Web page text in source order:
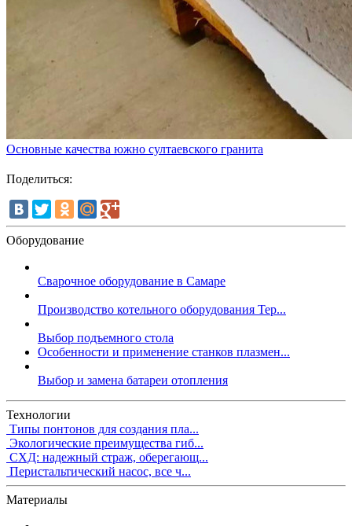
Основные качества южно султаевского гранита
Поделиться:
Оборудование
Сварочное оборудование в Самаре
Производство котельного оборудования Тер...
Выбор подъемного стола
Особенности и применение станков плазмен...
Выбор и замена батареи отопления
Технологии
Типы понтонов для создания пла...
Экологические преимущества гиб...
СХД: надежный страж, оберегающ...
Перистальтический насос, все ч...
Материалы